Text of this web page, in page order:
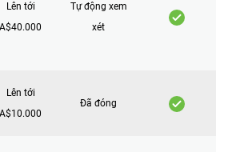
Lên tới
A$40.000
Tự động xem
xét
Lên tới
A$10.000
Đã đóng